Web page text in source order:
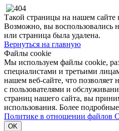
Такой страницы на нашем сайте
Возможно, вы воспользовались
или страница была удалена.
Вернуться на главную
Файлы cookie
Мы используем файлы cookie,
специалистами и третьими
нашем веб-сайте, что позволяет
с пользователями и
страниц нашего сайта, вы
использования. Более
Политике в отношении файлов
OK